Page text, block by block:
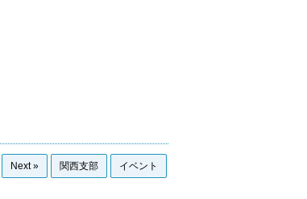
Next » 関西支部 イベント